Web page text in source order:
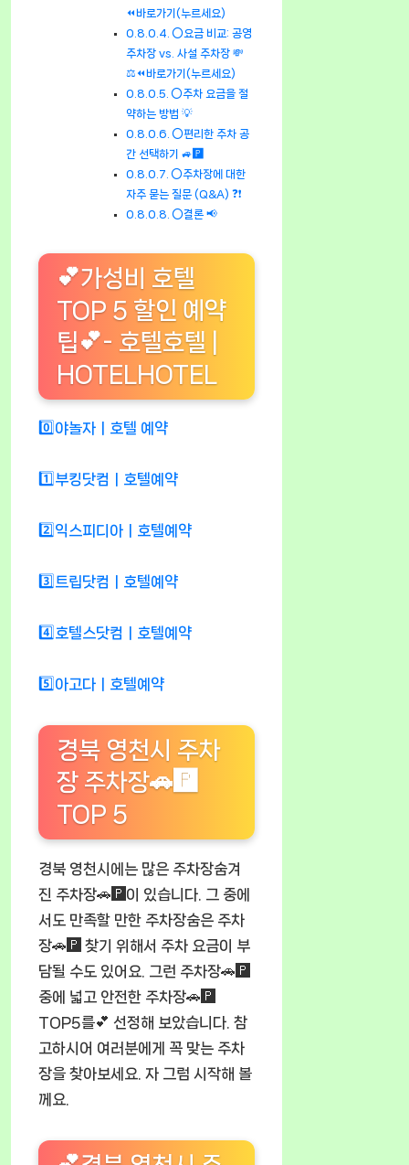
⏪바로가기(누르세요)
⭕요금 비교: 공영
주차장 vs. 사설 주차장 💸
⚖️⏪바로가기(누르세요)
⭕주차 요금을 절
약하는 방법 💡
⭕편리한 주차 공
간 선택하기 🚙🅿️
⭕주차장에 대한
자주 묻는 질문 (Q&A) ❓❗
⭕결론 📢
💕가성비 호텔
TOP 5 할인 예약
팁💕- 호텔호텔 |
HOTELHOTEL
0️⃣야놀자ㅣ호텔 예약
1️⃣부킹닷컴ㅣ호텔예약
2️⃣익스피디아ㅣ호텔예약
3️⃣트립닷컴ㅣ호텔예약
4️⃣호텔스닷컴ㅣ호텔예약
5️⃣아고다ㅣ호텔예약
경북 영천시 주차
장 주차장🚗🅿️
TOP 5
경북 영천시에는 많은 주차장숨겨
진 주차장🚗🅿️이 있습니다. 그 중에
서도 만족할 만한 주차장숨은 주차
장🚗🅿️ 찾기 위해서 주차 요금이 부
담될 수도 있어요. 그런 주차장🚗🅿️
중에 넓고 안전한 주차장🚗🅿️
TOP5를💕 선정해 보았습니다. 참
고하시어 여러분에게 꼭 맞는 주차
장을 찾아보세요. 자 그럼 시작해 볼
께요.